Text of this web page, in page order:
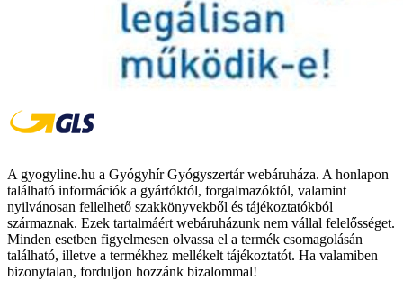
A gyogyline.hu a Gyógyhír Gyógyszertár webáruháza. A honlapon
található információk a gyártóktól, forgalmazóktól, valamint
nyilvánosan fellelhető szakkönyvekből és tájékoztatókból
származnak. Ezek tartalmáért webáruházunk nem vállal felelősséget.
Minden esetben figyelmesen olvassa el a termék csomagolásán
található, illetve a termékhez mellékelt tájékoztatót. Ha valamiben
bizonytalan, forduljon hozzánk bizalommal!